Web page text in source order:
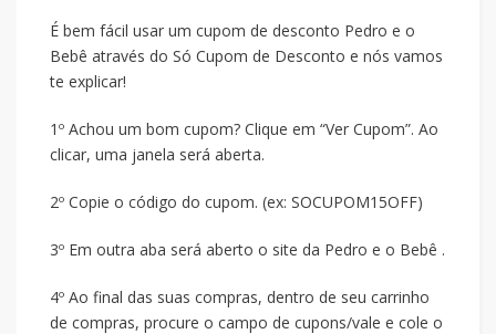
É bem fácil usar um cupom de desconto Pedro e o
Bebê através do Só Cupom de Desconto e nós vamos
te explicar!
1º Achou um bom cupom? Clique em “Ver Cupom”. Ao
clicar, uma janela será aberta.
2º Copie o código do cupom. (ex: SOCUPOM15OFF)
3º Em outra aba será aberto o site da Pedro e o Bebê .
4º Ao final das suas compras, dentro de seu carrinho
de compras, procure o campo de cupons/vale e cole o